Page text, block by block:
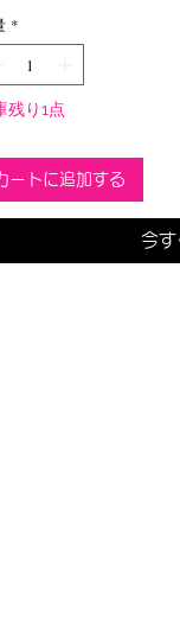
*
残り1点
ートに追加する
今す